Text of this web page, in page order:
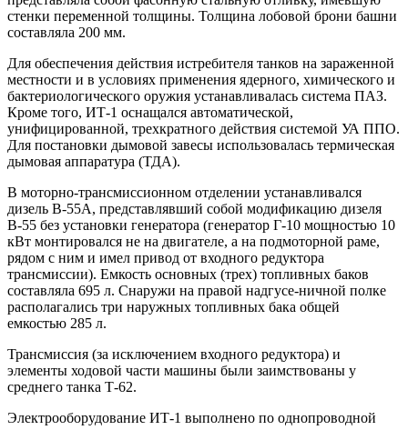
стенки переменной толщины. Толщина лобовой брони башни
составляла 200 мм.
Для обеспечения действия истребителя танков на зараженной
местности и в условиях применения ядерного, химического и
бактериологического оружия устанавливалась система ПАЗ.
Кроме того, ИТ-1 оснащался автоматической,
унифицированной, трехкратного действия системой УА ППО.
Для постановки дымовой завесы использовалась термическая
дымовая аппаратура (ТДА).
В моторно-трансмиссионном отделении устанавливался
дизель В-55А, представлявший собой модификацию дизеля
В-55 без установки генератора (генератор Г-10 мощностью 10
кВт монтировался не на двигателе, а на подмоторной раме,
рядом с ним и имел привод от входного редуктора
трансмиссии). Емкость основных (трех) топливных баков
составляла 695 л. Снаружи на правой надгусе-ничной полке
располагались три наружных топливных бака общей
емкостью 285 л.
Трансмиссия (за исключением входного редуктора) и
элементы ходовой части машины были заимствованы у
среднего танка Т-62.
Электрооборудование ИТ-1 выполнено по однопроводной